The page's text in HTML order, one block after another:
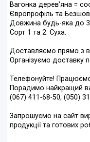
Вагонка дерев’яна =
Європрофіль та
Довжина будь-яка до
Сорт 1 та 2. Суха.
Доставляємо прямо з
Організуємо доставку
Телефонуйте!
Порадимо найкращий
(067) 411-68-50, (050)
Запрошуємо на сайт
продукції та готових